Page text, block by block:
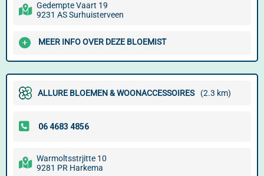
Gedempte Vaart 19
9231 AS Surhuisterveen
MEER INFO OVER DEZE BLOEMIST
ALLURE BLOEMEN & WOONACCESSOIRES (2.3 km)
Warmoltsstrjitte 10
9281 PR Harkema